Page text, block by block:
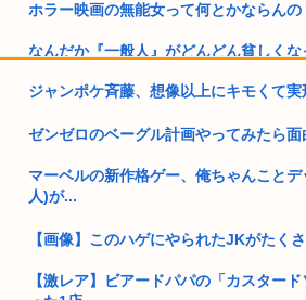
ホラー映画の無能女って何とかならんの
なんだか『一般人』がどんどん貧しくな
てしま...
代女...
国家情報局のスパイ通報フォーム、マ
ジャンポケ斉藤、想像以上にキモくて
ゼンゼロのベーグル計画やってみたら
マーベルの新作格ゲー、俺ちゃんこと
人)が...
【画像】このハゲにやられたJKがたく
【激レア】ビアードパパの「カスター